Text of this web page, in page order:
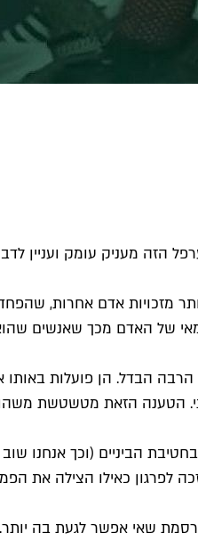
הזה מעניק עומק ועניין
מזכויות אדם אחרות,
של האדם מכך שאנשים
הבדל. הן פועלות באותו
הטענה הזאת מטשטשת
החוויה שלהם בחטיבת הביניים
לפרגון כאילו הצילה את
שאי אפשר לגעת בה